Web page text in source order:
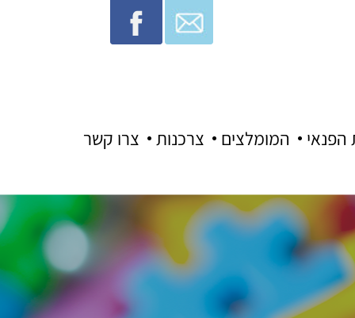
צרו קשר צרכנות המומלצים הפנאי